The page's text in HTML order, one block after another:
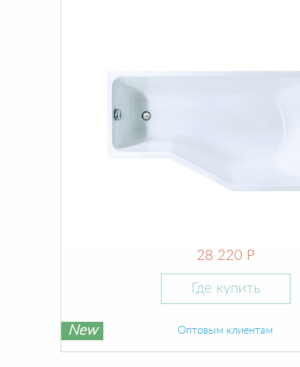
28 220 Р
Где купить
New Оптовым клиентам